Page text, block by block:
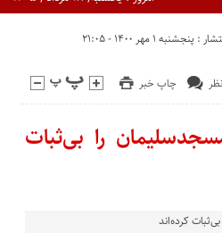
پنجشنبه ۱ مهر ۱۴۰۰ - ۲۱:۰۵
چاپ خبر
را بی‌ثبات